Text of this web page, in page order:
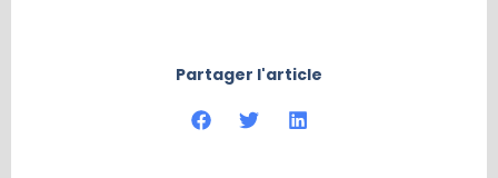
Partager l'article